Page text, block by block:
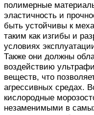
полимерные
эластичность и
быть устойчивы к
таким как изгибы и
условиях
Также они должны
воздействию
веществ, что
агрессивных средах.
кислородные
незаменимыми в